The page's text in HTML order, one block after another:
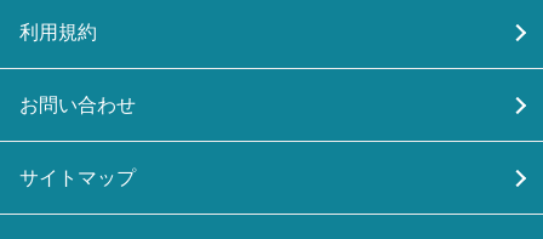
利用規約
お問い合わせ
サイトマップ